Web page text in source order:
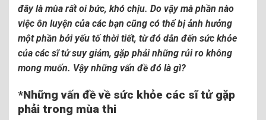
đây là mùa rất oi bức, khó chịu. Do vậy mà phần nào
việc ôn luyện của các bạn cũng có thể bị ảnh hưởng
một phần bởi yếu tố thời tiết, từ đó dẫn đến sức khỏe
của các sĩ tử suy giảm, gặp phải những rủi ro không
mong muốn. Vậy những vấn đề đó là gì?
*Những vấn đề về sức khỏe các sĩ tử gặp
phải trong mùa thi